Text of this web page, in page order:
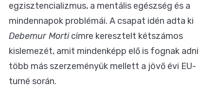
egzisztencializmus, a mentális egészség és a
mindennapok problémái. A csapat idén adta ki
Debemur Morticímre keresztelt kétszámos
kislemezét, amit mindenképp elő is fognak adni
több más szerzeményük mellett a jövő évi EU-
turné során.